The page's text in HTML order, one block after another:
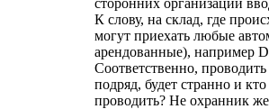
К слову, на склад, где
могут приехать любые
арендованные), например
Соответственно,
подряд, будет странно и кто
проводить? Не охранник